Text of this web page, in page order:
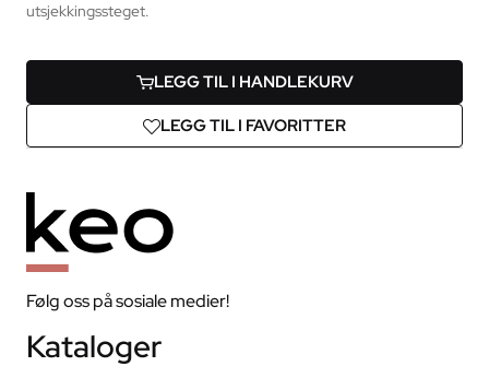
utsjekkingssteget.
LEGG TIL I HANDLEKURV
LEGG TIL I FAVORITTER
Følg oss på sosiale medier!
Kataloger